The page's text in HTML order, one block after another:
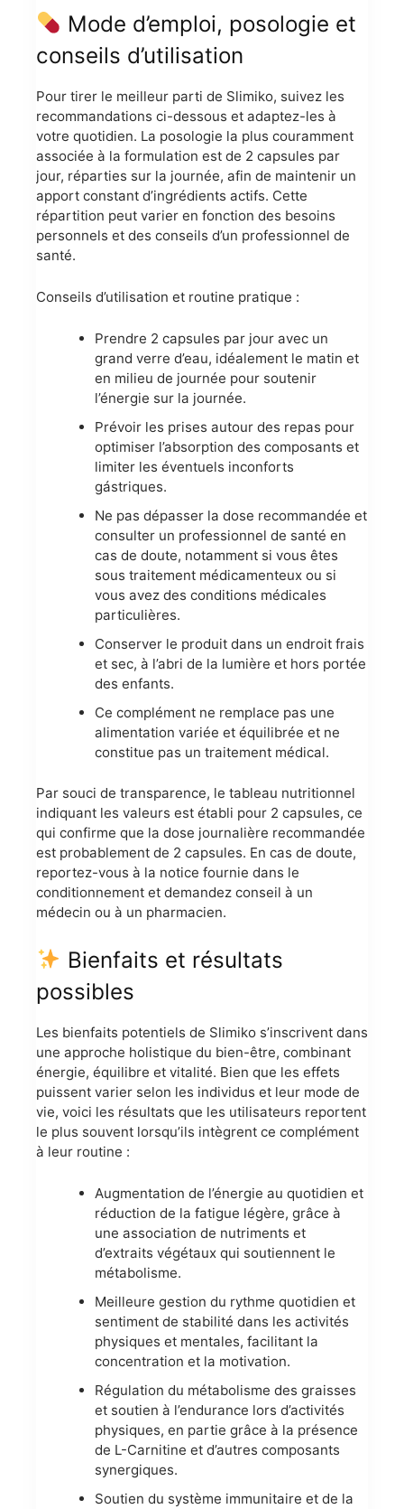
Mode d’emploi, posologie et
conseils d’utilisation
Pour tirer le meilleur parti de Slimiko, suivez les
recommandations ci-dessous et adaptez-les à
votre quotidien. La posologie la plus couramment
associée à la formulation est de 2 capsules par
jour, réparties sur la journée, afin de maintenir un
apport constant d’ingrédients actifs. Cette
répartition peut varier en fonction des besoins
personnels et des conseils d’un professionnel de
santé.
Conseils d’utilisation et routine pratique :
Prendre 2 capsules par jour avec un
grand verre d’eau, idéalement le matin et
en milieu de journée pour soutenir
l’énergie sur la journée.
Prévoir les prises autour des repas pour
optimiser l’absorption des composants et
limiter les éventuels inconforts
gástriques.
Ne pas dépasser la dose recommandée et
consulter un professionnel de santé en
cas de doute, notamment si vous êtes
sous traitement médicamenteux ou si
vous avez des conditions médicales
particulières.
Conserver le produit dans un endroit frais
et sec, à l’abri de la lumière et hors portée
des enfants.
Ce complément ne remplace pas une
alimentation variée et équilibrée et ne
constitue pas un traitement médical.
Par souci de transparence, le tableau nutritionnel
indiquant les valeurs est établi pour 2 capsules, ce
qui confirme que la dose journalière recommandée
est probablement de 2 capsules. En cas de doute,
reportez-vous à la notice fournie dans le
conditionnement et demandez conseil à un
médecin ou à un pharmacien.
Bienfaits et résultats
possibles
Les bienfaits potentiels de Slimiko s’inscrivent dans
une approche holistique du bien-être, combinant
énergie, équilibre et vitalité. Bien que les effets
puissent varier selon les individus et leur mode de
vie, voici les résultats que les utilisateurs reportent
le plus souvent lorsqu’ils intègrent ce complément
à leur routine :
Augmentation de l’énergie au quotidien et
réduction de la fatigue légère, grâce à
une association de nutriments et
d’extraits végétaux qui soutiennent le
métabolisme.
Meilleure gestion du rythme quotidien et
sentiment de stabilité dans les activités
physiques et mentales, facilitant la
concentration et la motivation.
Régulation du métabolisme des graisses
et soutien à l’endurance lors d’activités
physiques, en partie grâce à la présence
de L-Carnitine et d’autres composants
synergiques.
Soutien du système immunitaire et de la